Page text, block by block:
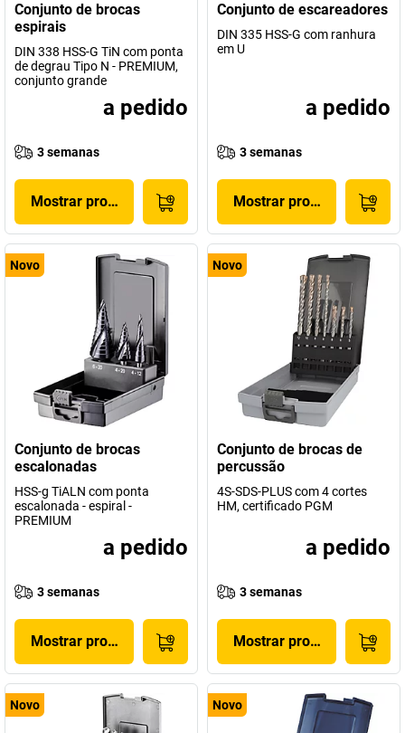
Conjunto de brocas
espirais
DIN 338 HSS-G TiN com ponta
de degrau Tipo N - PREMIUM,
conjunto grande
a pedido
3 semanas
Mostrar produto
Conjunto de escareadores
DIN 335 HSS-G com ranhura
em U
a pedido
3 semanas
Mostrar produto
Novo
Conjunto de brocas
escalonadas
HSS-g TiALN com ponta
escalonada - espiral -
PREMIUM
a pedido
3 semanas
Mostrar produto
Novo
Conjunto de brocas de
percussão
4S-SDS-PLUS com 4 cortes
HM, certificado PGM
a pedido
3 semanas
Mostrar produto
Novo Novo